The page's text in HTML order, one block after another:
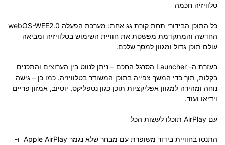
טלוויזיה חכמה
כל התוכן הבידורי תחת קורת גג אחת: מערכת הפעלה webOS-WEE2.0
החדשה והמתקדמת מפשטת את חוויית השימוש בטלוויזיה ומביאה
עולם תוכן גדול ומגוון למסך שלכם.
בעזרת ה- Launcher הסרגל החכם – ניתן לנווט בין הערוצים והתכנים
בקלות, תוך כדי המשך צפייה בתוכן המשודר בטלוויזיה. כמו כן – גישה
נוחה ומהירה למגוון אפליקציות תוכן כגון נטפליקס, יוטיוב, אמזון פריים
וידיאו ועוד.
עם AirPlay תוכלו לעשות הכל
התנסו בחוויית בידור משופרת עם מבחר שלא נגמר Apple AirPlay ו-